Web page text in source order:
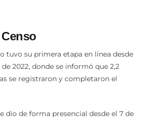
tuvo su primera etapa en línea desde
de 2022, donde se informó que 2,2
se registraron y completaron el
dio de forma presencial desde el 7 de